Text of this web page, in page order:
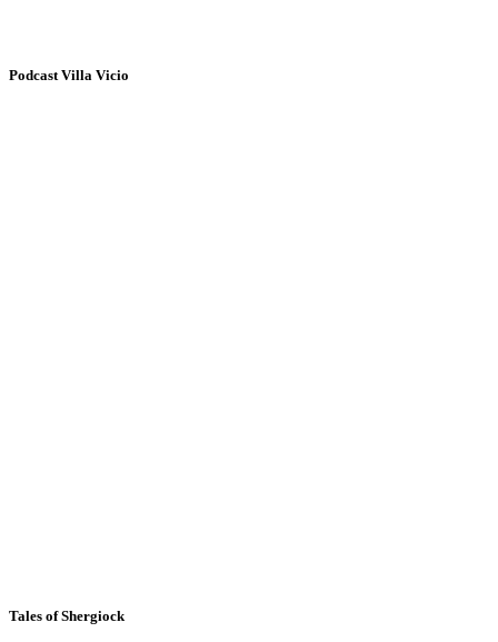
Podcast Villa Vicio
Tales of Shergiock